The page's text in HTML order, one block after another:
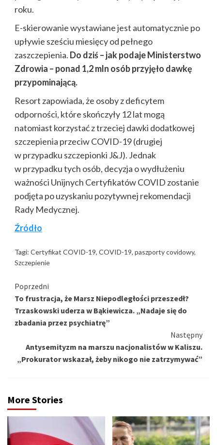
roku.
E-skierowanie wystawiane jest automatycznie po
upływie sześciu miesięcy od pełnego
zaszczepienia. Do dziś – jak podaje Ministerstwo
Zdrowia – ponad 1,2 mln osób przyjęło dawkę
przypominającą.
Resort zapowiada, że osoby z deficytem
odporności, które skończyły 12 lat mogą
natomiast korzystać z trzeciej dawki dodatkowej
szczepienia przeciw COVID-19 (drugiej
w przypadku szczepionki J&J). Jednak
w przypadku tych osób, decyzja o wydłużeniu
ważności Unijnych Certyfikatów COVID zostanie
podjęta po uzyskaniu pozytywnej rekomendacji
Rady Medycznej.
Źródło
Tagi: Certyfikat COVID-19, COVID-19, paszporty covidowy,
Szczepienie
Kontynuuj
czytanie
Poprzedni
To frustracja, że Marsz Niepodległości przeszedł?
Trzaskowski uderza w Bąkiewicza. „Nadaje się do
zbadania przez psychiatrę”
Następny
Antysemityzm na marszu nacjonalistów w Kaliszu.
„Prokurator wskazał, żeby nikogo nie zatrzymywać”
More Stories